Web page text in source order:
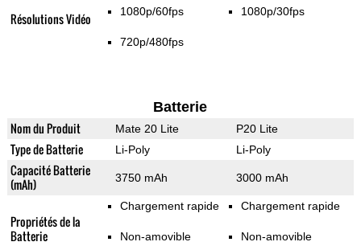
Résolutions Vidéo 1080p/60fps
720p/480fps
1080p/30fps
Batterie
Nom du Produit Mate 20 Lite P20 Lite
Type de Batterie Li-Poly Li-Poly
Capacité Batterie
(mAh)
3750 mAh 3000 mAh
Propriétés de la
Batterie
Chargement rapide
Non-amovible
Chargement rapide
Non-amovible